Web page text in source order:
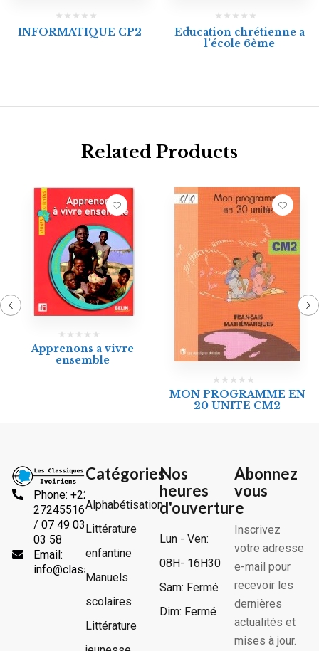
INFORMATIQUE CP2
Education chrétienne a
l’école 6ème
Related Products
Apprenons a vivre
ensemble
MON PROGRAMME EN
20 UNITE CM2
Phone: +225
2724551666
/ 07 49 03
03 58
Email:
info@classiquesivoiriens.com
Catégories
Alphabétisation
Littérature
enfantine
Manuels
scolaires
Littérature
Nos
heures
d'ouverture
Lun - Ven:
08H- 16H30
Sam: Fermé
Dim: Fermé
Abonnez
vous
Inscrivez
votre adresse
e-mail pour
recevoir les
dernières
actualités et
mises à jour.